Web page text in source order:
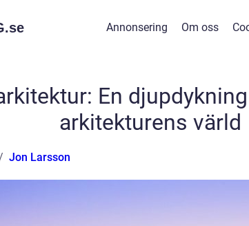
se Annonsering Om oss
En
arkitekturens värld
Jon Larsson